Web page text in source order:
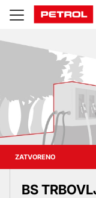
mjesta
ZATVORENO
BS